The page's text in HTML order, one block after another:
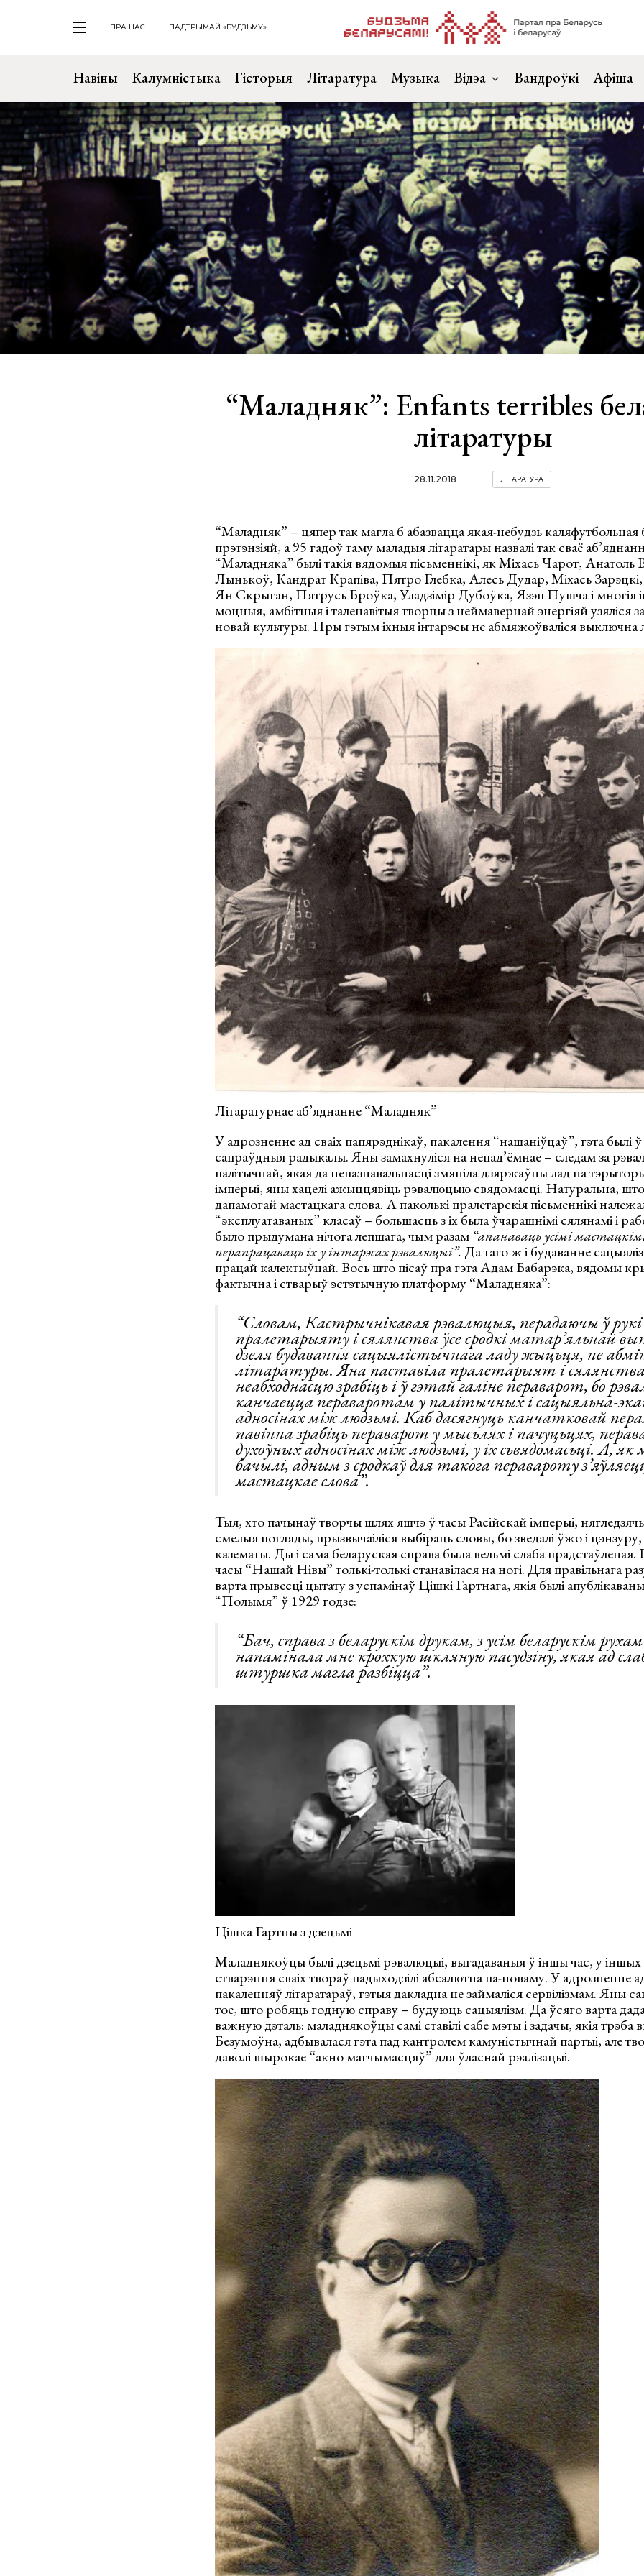
ПРА НАС ПАДТРЫМАЙ «БУДЗЬМУ»
Навіны Калумністыка Гісторыя Літаратура Музыка Відэа Вандроўкі Афіша
“Маладняк”: Enfants terribles
літаратуры
28.11.2018 ЛІТАРАТУРА
“Маладняк” – цяпер так магла б абазвацца якая-небудзь каляфутбольная
прэтэнзіяй, а 95 гадоў таму маладыя літаратары назвалі так сваё
“Маладняка” былі такія вядомыя пісьменнікі, як Міхась Чарот, Анатоль
Лынькоў, Кандрат Крапіва, Пятро Глебка, Алесь Дудар, Міхась
Ян Скрыган, Пятрусь Броўка, Уладзімір Дубоўка, Язэп Пушча і многія
моцныя, амбітныя і таленавітыя творцы з неймавернай энергіяй узяліся
новай культуры. Пры гэтым іхныя інтарэсы не абмяжоўваліся выключна
Літаратурнае аб’яднанне “Маладняк”
У адрозненне ад сваіх папярэднікаў, пакалення “нашаніўцаў”, гэта былі
сапраўдныя радыкалы. Яны замахнуліся на непад’ёмнае – следам за
палітычнай, якая да непазнавальнасці змяніла дзяржаўны лад на
імперыі, яны хацелі ажыццявіць рэвалюцыю свядомасці. Натуральна,
дапамогай мастацкага слова. А паколькі пралетарскія пісьменнікі
“эксплуатаваных” класаў – большасць з іх была ўчарашнімі сялянамі і
было прыдумана нічога лепшага, чым разам “апанаваць усімі
перапрацаваць іх у інтарэсах рэвалюцыі”. Да таго ж і будаванне
працай калектыўнай. Вось што пісаў пра гэта Адам Бабарэка, вядомы
фактычна і стварыў эстэтычную платформу “Маладняка”:
“Словам, Кастрычнікавая рэвалюцыя, перадаючы ў рукі
пралетарыяту і сялянства ўсе сродкі матар’яльнай
дзеля будавання сацыялістычнага ладу жыцьця, не
літаратуры. Яна паставіла пралетарыят і
неабходнасцю зрабіць і ў гэтай галіне пераварот, бо
канчаецца пераваротам у палітычных і сацыяльна-
адносінах між людзьмі. Каб дасягнуць канчатковай
павінна зрабіць пераварот у мысьлях і пачуцьцях,
духоўных адносінах між людзьмі, у іх сьвядомасьці. А,
бачылі, адным з сродкаў для такога перавароту
мастацкае слова”.
Тыя, хто пачынаў творчы шлях яшчэ ў часы Расійскай імперыі,
смелыя погляды, прызвычаіліся выбіраць словы, бо зведалі ўжо і цэнзуру,
казематы. Ды і сама беларуская справа была вельмі слаба
часы “Нашай Нівы” толькі-толькі станавілася на ногі. Для правільнага
варта прывесці цытату з успамінаў Цішкі Гартнага, якія былі
“Полымя” ў 1929 годзе:
“Бач, справа з беларускім друкам, з усім беларускім рухам
напамінала мне крохкую шкляную пасудзіну, якая ад
штуршка магла разбіцца”.
Цішка Гартны з дзецьмі
Маладнякоўцы былі дзецьмі рэвалюцыі, выгадаваныя ў іншы час, у іншых
стварэння сваіх твораў падыходзілі абсалютна па-новаму. У адрозненне
пакаленняў літаратараў, гэтыя дакладна не займаліся сервілізмам. Яны
тое, што робяць годную справу – будуюць сацыялізм. Да ўсяго варта
важную дэталь: маладнякоўцы самі ставілі сабе мэты і задачы, якія трэба
Безумоўна, адбывалася гэта пад кантролем камуністычнай партыі, але
даволі шырокае “акно магчымасцяў” для ўласнай рэалізацыі.